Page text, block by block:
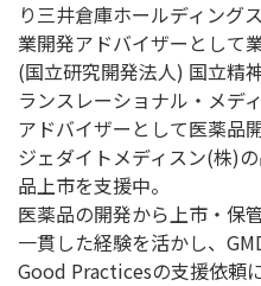
り三井倉庫ホールディング
業開発アドバイザーとして
(国立研究開発法人) 国立精
ランスレーショナル・メデ
アドバイザーとして医薬品
ジェダイトメディスン(株)
品上市を支援中。
医薬品の開発から上市・保
一貫した経験を活かし、
Good Practicesの支援依頼